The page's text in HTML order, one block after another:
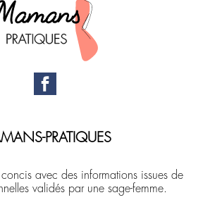
PRATIQUES
concis avec des informations issues de
validés par une sage-femme.